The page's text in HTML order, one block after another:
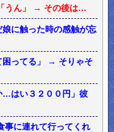
うん」 → その後は…
に触った時の感触が忘
困ってる」 → そりゃそ
…はい３２００円」彼
事に連れて行ってくれ